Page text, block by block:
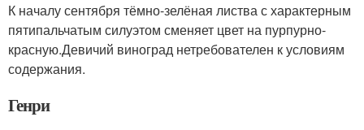
К началу сентября тёмно-зелёная листва с характерным
пятипальчатым силуэтом сменяет цвет на пурпурно-
красную.Девичий виноград нетребователен к условиям
содержания.
Генри